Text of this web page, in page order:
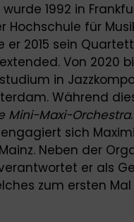
1992 in
für
2015 sein Quartett
Von 2020
in
Während
Mini-Maxi-Orchestra
engagiert sich
Neben der
er als
zum ersten